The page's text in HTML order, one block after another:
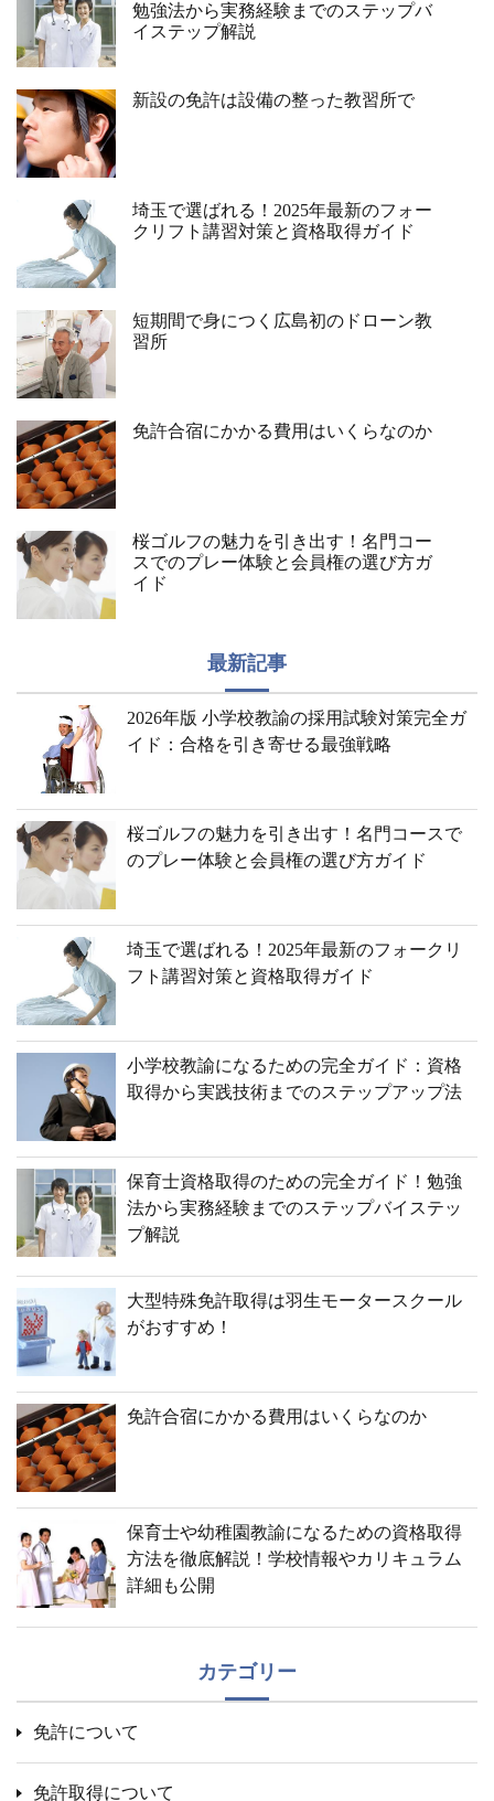
勉強法から実務経験までのステップバ
イステップ解説
新設の免許は設備の整った教習所で
埼玉で選ばれる！2025年最新のフォー
クリフト講習対策と資格取得ガイド
短期間で身につく広島初のドローン教
習所
免許合宿にかかる費用はいくらなのか
桜ゴルフの魅力を引き出す！名門コー
スでのプレー体験と会員権の選び方ガ
イド
最新記事
2026年版 小学校教諭の採用試験対策完全ガ
イド：合格を引き寄せる最強戦略
桜ゴルフの魅力を引き出す！名門コースで
のプレー体験と会員権の選び方ガイド
埼玉で選ばれる！2025年最新のフォークリ
フト講習対策と資格取得ガイド
小学校教諭になるための完全ガイド：資格
取得から実践技術までのステップアップ法
保育士資格取得のための完全ガイド！勉強
法から実務経験までのステップバイステッ
プ解説
大型特殊免許取得は羽生モータースクール
がおすすめ！
免許合宿にかかる費用はいくらなのか
保育士や幼稚園教諭になるための資格取得
方法を徹底解説！学校情報やカリキュラム
詳細も公開
カテゴリー
免許について
免許取得について